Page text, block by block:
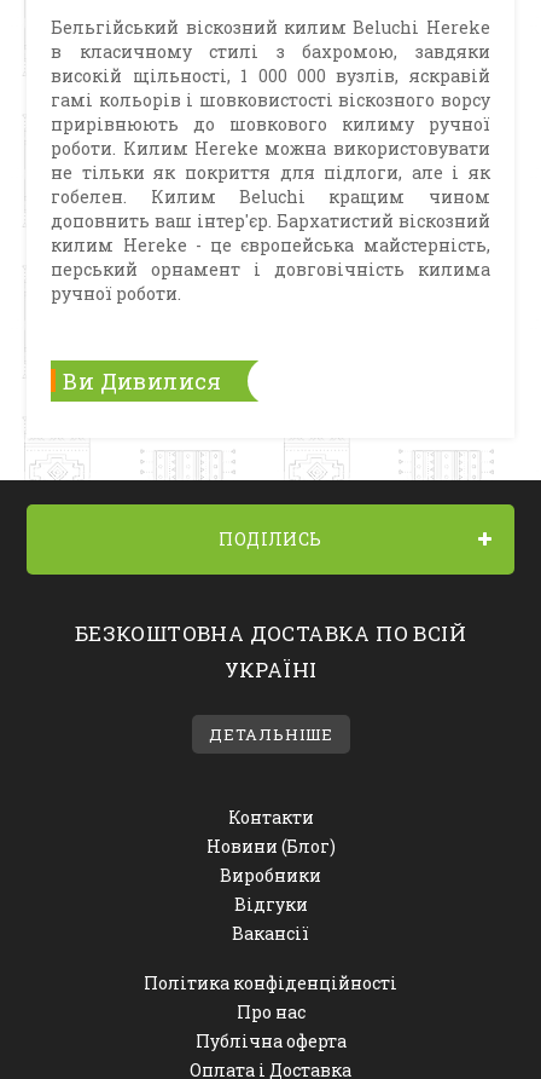
Бельгійський віскозний килим Beluchi Hereke
в класичному стилі з бахромою, завдяки
високій щільності, 1 000 000 вузлів, яскравій
гамі кольорів і шовковистості віскозного ворсу
прирівнюють до шовкового килиму ручної
роботи. Килим Hereke можна використовувати
не тільки як покриття для підлоги, але і як
гобелен. Килим Beluchi кращим чином
доповнить ваш інтер'єр. Бархатистий віскозний
килим Hereke - це європейська майстерність,
перський орнамент і довговічність килима
ручної роботи.
Ви Дивилися
ПОДІЛИСЬ
БЕЗКОШТОВНА ДОСТАВКА ПО ВСІЙ
УКРАЇНІ
ДЕТАЛЬНІШЕ
Контакти
Новини (Блог)
Виробники
Відгуки
Вакансії
Політика конфіденційності
Про нас
Публічна оферта
Оплата і Доставка